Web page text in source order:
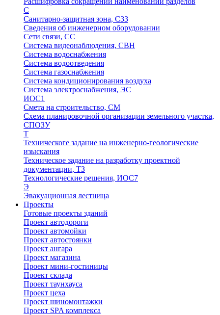
С
Санитарно-защитная зона, СЗЗ
Сведения об инженерном оборудовании
Сети связи, СС
Система видеонаблюдения, СВН
Система водоснабжения
Система водоотведения
Система газоснабжения
Система кондиционирования воздуха
Система электроснабжения, ЭС
ИОС1
Смета на строительство, СМ
Схема планировочной организации земельного участка,
СПОЗУ
Т
Техническоге задание на инженерно-геологические
изыскания
Техническое задание на разработку проектной
документации, ТЗ
Технологические решения, ИОC7
Э
Эвакуационная лестница
Проекты
Готовые проекты зданий
Проект автодороги
Проект автомойки
Проект автостоянки
Проект ангара
Проект магазина
Проект мини-гостиницы
Проект склада
Проект таунхауса
Проект цеха
Проект шиномонтажки
Проект SPA комплекса